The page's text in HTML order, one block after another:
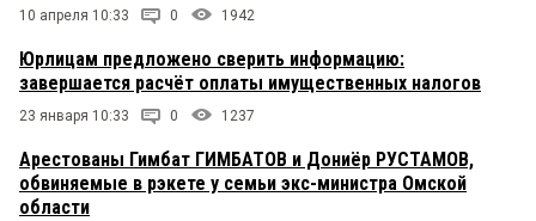
10 апреля 10:33 0 1942
Юрлицам предложено сверить информацию:
завершается расчёт оплаты имущественных налогов
23 января 10:33 0 1237
Арестованы Гимбат ГИМБАТОВ и Дониёр РУСТАМОВ,
обвиняемые в рэкете у семьи экс-министра Омской
области